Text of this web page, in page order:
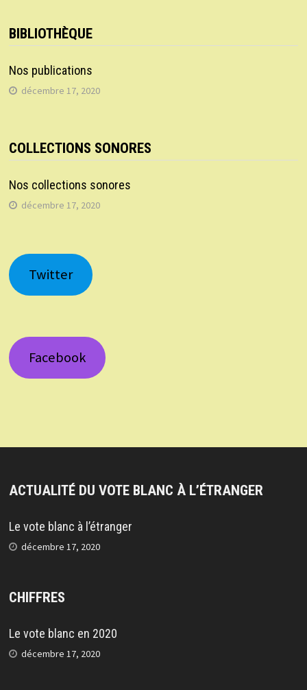
BIBLIOTHÈQUE
Nos publications
décembre 17, 2020
COLLECTIONS SONORES
Nos collections sonores
décembre 17, 2020
Twitter
Facebook
ACTUALITÉ DU VOTE BLANC À L’ÉTRANGER
Le vote blanc à l’étranger
décembre 17, 2020
CHIFFRES
Le vote blanc en 2020
décembre 17, 2020